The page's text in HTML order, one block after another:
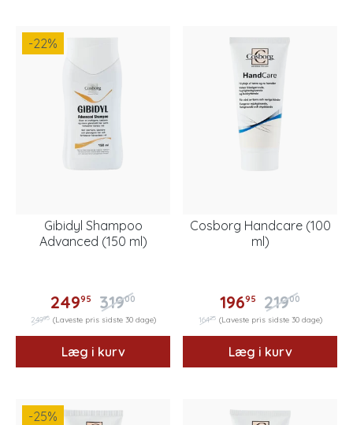
-22%
Gibidyl Shampoo
Advanced (150 ml)
24995 31900
24995 (Laveste pris sidste 30 dage)
Læg i kurv
Cosborg Handcare (100
ml)
19695 21900
16425 (Laveste pris sidste 30 dage)
Læg i kurv
-25%